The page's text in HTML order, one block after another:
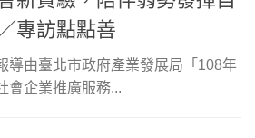
專訪點點善
導由臺北市政府產業發展局「108年
會企業推廣服務...